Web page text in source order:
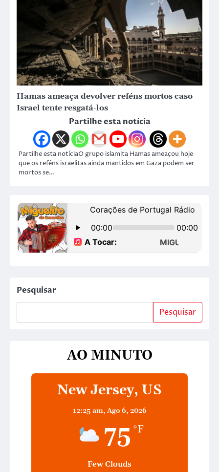
Hamas ameaça devolver reféns mortos caso
Israel tente resgatá-los
Partilhe esta notícia
Partilhe esta notíciaO grupo islamita Hamas ameaçou hoje
que os reféns israelitas ainda mantidos em Gaza podem ser
mortos se…
Pesquisar
Pesquisar
AO MINUTO
New Jersey, US
12:25 am, Ago 6, 2026
75 °F
Few Clouds